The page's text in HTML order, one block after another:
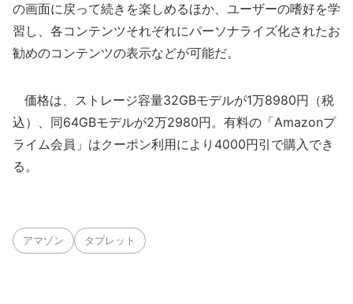
の画面に戻って続きを楽しめるほか、ユーザーの嗜好を学
習し、各コンテンツそれぞれにパーソナライズ化されたお
勧めのコンテンツの表示などが可能だ。
価格は、ストレージ容量32GBモデルが1万8980円（税
込）、同64GBモデルが2万2980円。有料の「Amazonプ
ライム会員」はクーポン利用により4000円引で購入でき
る。
アマゾン タブレット